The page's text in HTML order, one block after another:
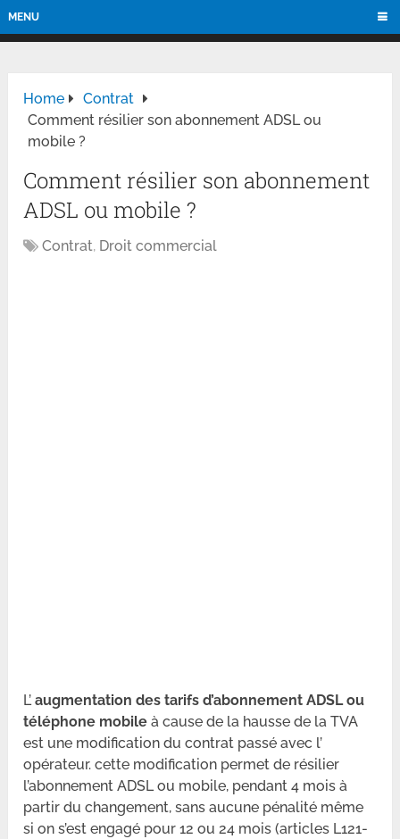
MENU
Home
Contrat
Comment résilier son abonnement ADSL ou
mobile ?
Comment résilier son abonnement
ADSL ou mobile ?
Contrat, Droit commercial
L’augmentation des tarifs d’abonnement ADSL ou
téléphone mobile à cause de la hausse de la TVA
est une modification du contrat passé avec l’
opérateur. cette modification permet de résilier
l’abonnement ADSL ou mobile, pendant 4 mois à
partir du changement, sans aucune pénalité même
si on s’est engagé pour 12 ou 24 mois (articles L121-